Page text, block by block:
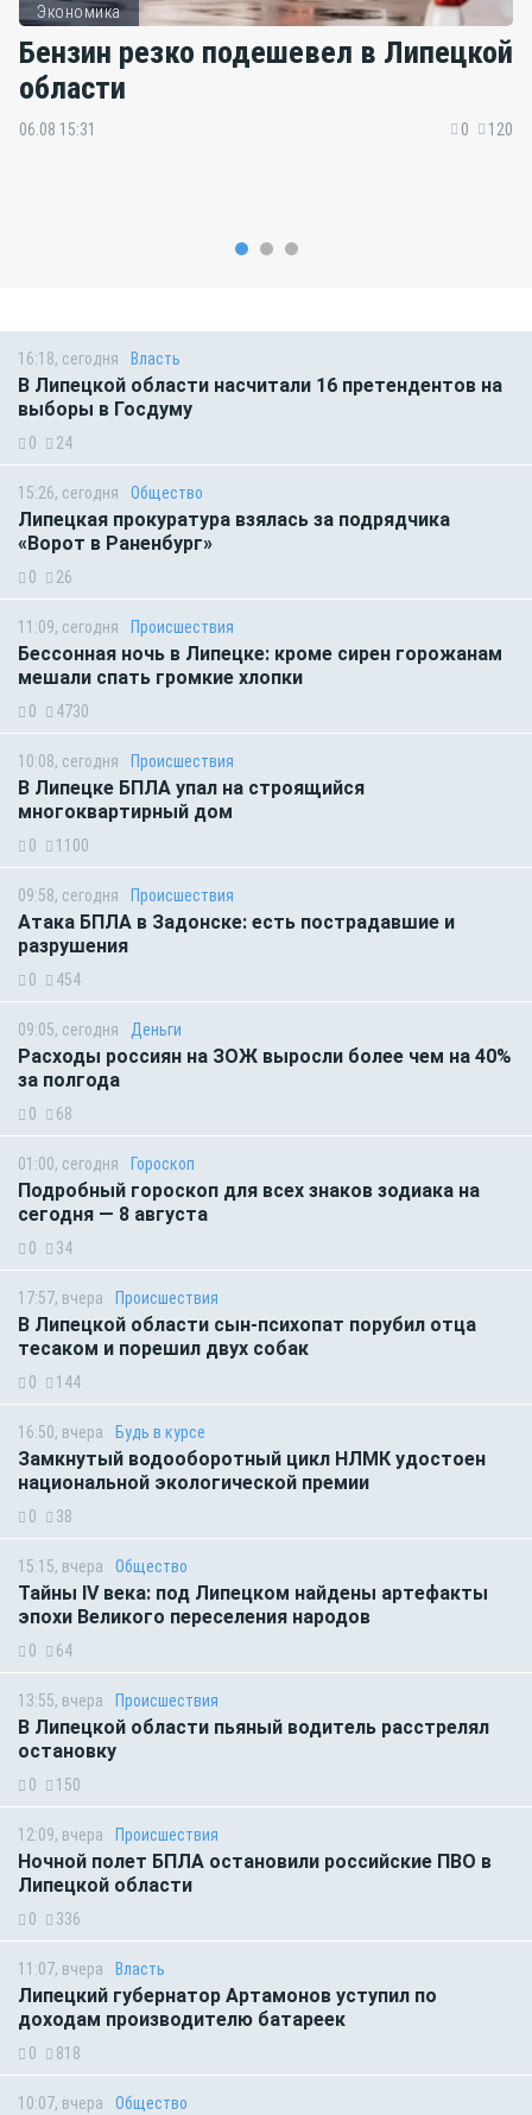
Экономика
Бензин резко подешевел в Липецкой
области
06.08 15:31 0 120
16:18, сегодня Власть
В Липецкой области насчитали 16 претендентов на
выборы в Госдуму
0 24
15:26, сегодня Общество
Липецкая прокуратура взялась за подрядчика
«Ворот в Раненбург»
0 26
11:09, сегодня Происшествия
Бессонная ночь в Липецке: кроме сирен горожанам
мешали спать громкие хлопки
0 4730
10:08, сегодня Происшествия
В Липецке БПЛА упал на строящийся
многоквартирный дом
0 1100
09:58, сегодня Происшествия
Атака БПЛА в Задонске: есть пострадавшие и
разрушения
0 454
09:05, сегодня Деньги
Расходы россиян на ЗОЖ выросли более чем на 40%
за полгода
0 68
01:00, сегодня Гороскоп
Подробный гороскоп для всех знаков зодиака на
сегодня — 8 августа
0 34
17:57, вчера Происшествия
В Липецкой области сын-психопат порубил отца
тесаком и порешил двух собак
0 144
16:50, вчера Будь в курсе
Замкнутый водооборотный цикл НЛМК удостоен
национальной экологической премии
0 38
15:15, вчера Общество
Тайны IV века: под Липецком найдены артефакты
эпохи Великого переселения народов
0 64
13:55, вчера Происшествия
В Липецкой области пьяный водитель расстрелял
остановку
0 150
12:09, вчера Происшествия
Ночной полет БПЛА остановили российские ПВО в
Липецкой области
0 336
11:07, вчера Власть
Липецкий губернатор Артамонов уступил по
доходам производителю батареек
0 818
10:07, вчера Общество